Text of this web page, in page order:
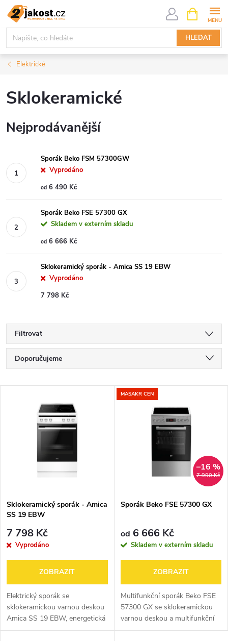
Přejít
obsah
HLEDAT
NÁKUPNÍ
KOŠÍK
Elektrické
Sklokeramické
Nejprodávanější
Sporák Beko FSM 57300GW
Vyprodáno
od 6 490 Kč
Sporák Beko FSE 57300 GX
Skladem v externím skladu
od 6 666 Kč
Sklokeramický sporák - Amica SS 19 EBW
Vyprodáno
7 798 Kč
Filtrovat
Ř
a
p
r
o
d
u
Doporučujeme
Nejprodávanější
s
p
r
d
u
Sklokeramický sporák - Amica
SS 19 EBW
7 798 Kč
Vyprodáno
ZOBRAZIT
Elektrický sporák se
sklokeramickou varnou deskou
Amica SS 19 EBW, energetická
třída A, rozměry 85 × 50 × 60
MASAKR CEN
7 990 Kč
–16 %
Sporák Beko FSE 57300 GX
od 6 666 Kč
Skladem v externím skladu
ZOBRAZIT
Multifunkční sporák Beko FSE
57300 GX se sklokeramickou
varnou deskou a multifunkční
elektrickou troubou s